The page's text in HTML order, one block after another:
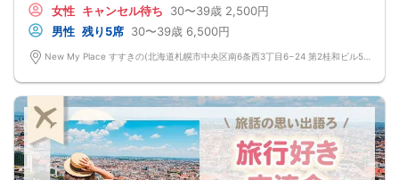
■最少催行人数
男女4対4
■中止判断タイミング
■飲食
→ お酒が飲めない方にはソフトドリンクも豊富にご用意しています！
女性 キャンセル待ち 30〜39歳 2,500円
男性 残り5席 30〜39歳 6,500円